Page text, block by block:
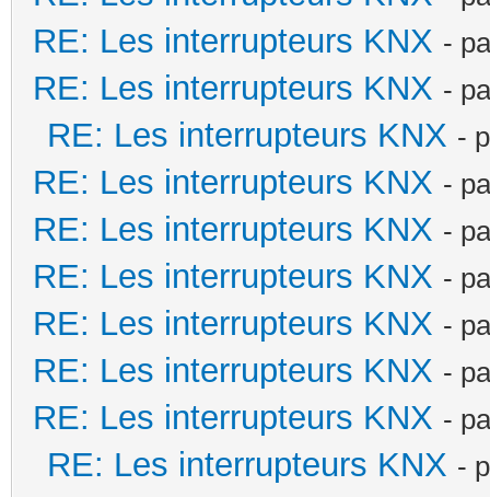
RE: Les interrupteurs KNX -
RE: Les interrupteurs KNX -
RE: Les interrupteurs KNX -
RE: Les interrupteurs KNX -
RE: Les interrupteurs KNX -
RE: Les interrupteurs KNX -
RE: Les interrupteurs KNX -
RE: Les interrupteurs KNX -
RE: Les interrupteurs KNX -
RE: Les interrupteurs KNX -